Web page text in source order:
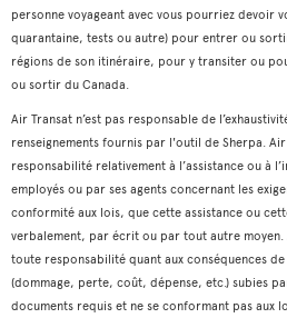
personne voyageant avec vous pourriez devoir
quarantaine, tests ou autre) pour entrer ou
régions de son itinéraire, pour y transiter ou
ou sortir du Canada.
Air Transat n’est pas responsable de
renseignements fournis par l'outil de Sherpa.
responsabilité relativement à l’assistance ou à
employés ou par ses agents concernant les
conformité aux lois, que cette assistance ou
verbalement, par écrit ou par tout autre moyen.
toute responsabilité quant aux conséquences
(dommage, perte, coût, dépense, etc.) subies
documents requis et ne se conformant pas aux